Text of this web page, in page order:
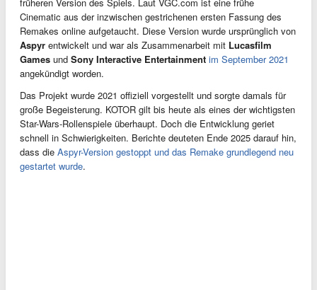
Cinematic aus der inzwischen gestrichenen ersten Fassung des
Remakes online aufgetaucht. Diese Version wurde ursprünglich von
Aspyr entwickelt und war als Zusammenarbeit mit Lucasfilm
Games und Sony Interactive Entertainment im September 2021
angekündigt worden.
Das Projekt wurde 2021 offiziell vorgestellt und sorgte damals für
große Begeisterung. KOTOR gilt bis heute als eines der wichtigsten
Star-Wars-Rollenspiele überhaupt. Doch die Entwicklung geriet
schnell in Schwierigkeiten. Berichte deuteten Ende 2025 darauf hin,
dass die Aspyr-Version gestoppt und das Remake grundlegend neu
gestartet wurde.